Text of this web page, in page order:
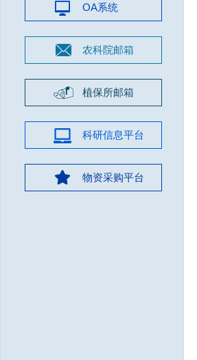
OA系统
农科院邮箱
植保所邮箱
科研信息平台
物资采购平台